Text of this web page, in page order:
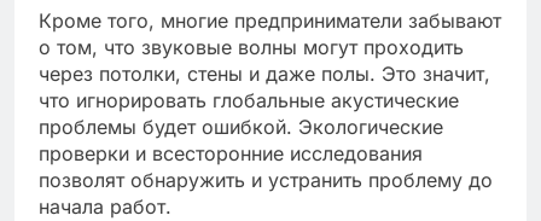
Кроме того, многие предприниматели забывают
о том, что звуковые волны могут проходить
через потолки, стены и даже полы. Это значит,
что игнорировать глобальные акустические
проблемы будет ошибкой. Экологические
проверки и всесторонние исследования
позволят обнаружить и устранить проблему до
начала работ.